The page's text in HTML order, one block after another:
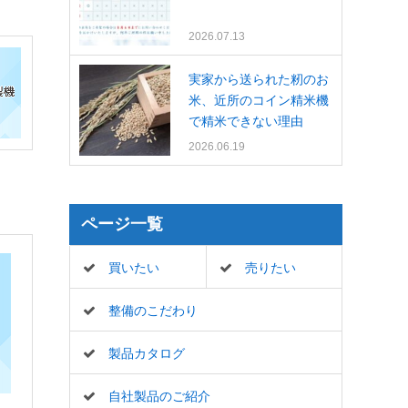
2026.07.13
実家から送られた籾のお
米、近所のコイン精米機
で精米できない理由
2026.06.19
ページ一覧
買いたい 売りたい
整備のこだわり
製品カタログ
自社製品のご紹介